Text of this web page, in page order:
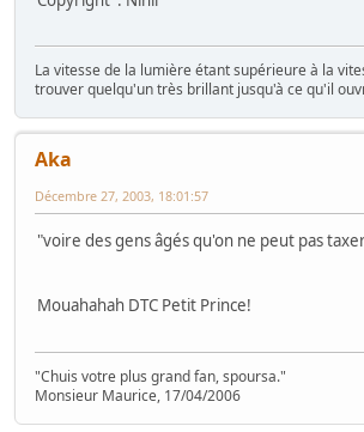
La vitesse de la lumière étant supérieure à la
trouver quelqu'un très brillant jusqu'à ce qu'il
Aka
Décembre 27, 2003, 18:01:57
"voire des gens âgés qu'on ne peut pas
Mouahahah DTC Petit Prince!
"Chuis votre plus grand fan, spoursa."
Monsieur Maurice, 17/04/2006